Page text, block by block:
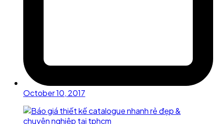
October 10, 2017